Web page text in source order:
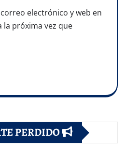
electrónico y web en
la próxima vez que
PERDIDO